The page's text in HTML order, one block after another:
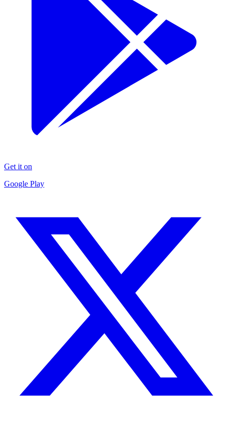
Get it on
Google Play